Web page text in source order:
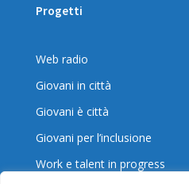
Progetti
Web radio
Giovani in città
Giovani è città
Giovani per l’inclusione
Work e talent in progress